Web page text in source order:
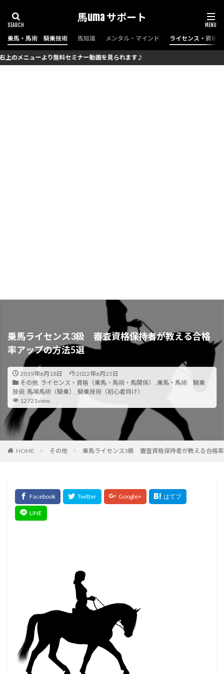
馬uma サポート
乗馬・馬術 騎乗技術 馬知識 メンタル・マインド ライセンス・資格
ー動画を見られます♪
乗馬ライセンス3級 審査資格保持者が教える合格
率アップの方法5選
2019年6月18日
2022年6月25日
その他, ライセンス・資格（乗馬・馬術・馬関係） , 乗馬・馬術 騎乗
技術, 馬場馬術（騎乗） , 騎乗技術（初心者向け）
12721view
HOME その他 乗馬ライセンス3級 審査資格保持者が教える合格